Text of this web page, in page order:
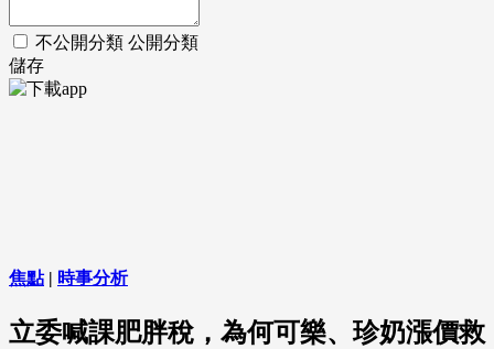
不公開分類 公開分類
儲存
焦點| 時事分析
立委喊課肥胖稅，為何可樂、珍奶漲價救